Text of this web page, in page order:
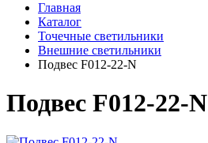
Главная
Каталог
Точечные светильники
Внешние светильники
Подвес F012-22-N
Подвес F012-22-N